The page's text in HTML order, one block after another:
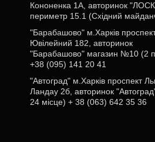
Кононенка 1А, авторинок
периметр 15.1 (Східний
"Барабашово" м.Харків
Ювілейний 182, авторинок
"Барабашово" магазин №10 (2
+38 (095) 141 20 41
"Автоград" м.Харків проспект
Ландау 2б, авторинок
24 місце) + 38 (063) 642 35 36